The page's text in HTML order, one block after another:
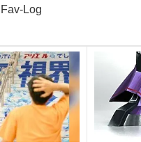
Fav-Log